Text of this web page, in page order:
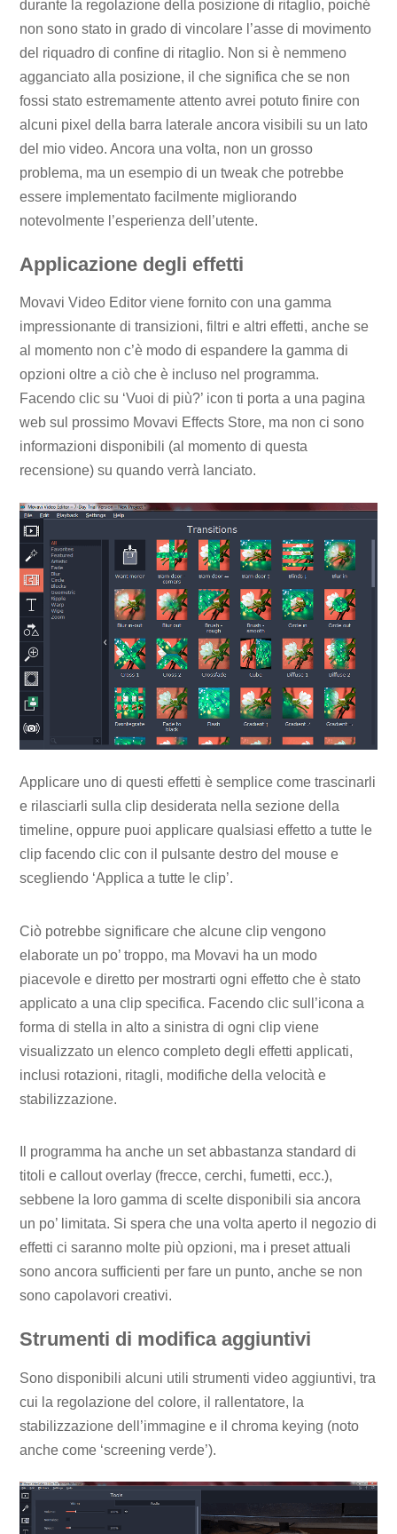
durante la regolazione della posizione di ritaglio, poiché
non sono stato in grado di vincolare l’asse di movimento
del riquadro di confine di ritaglio. Non si è nemmeno
agganciato alla posizione, il che significa che se non
fossi stato estremamente attento avrei potuto finire con
alcuni pixel della barra laterale ancora visibili su un lato
del mio video. Ancora una volta, non un grosso
problema, ma un esempio di un tweak che potrebbe
essere implementato facilmente migliorando
notevolmente l’esperienza dell’utente.
Applicazione degli effetti
Movavi Video Editor viene fornito con una gamma
impressionante di transizioni, filtri e altri effetti, anche se
al momento non c’è modo di espandere la gamma di
opzioni oltre a ciò che è incluso nel programma.
Facendo clic su ‘Vuoi di più?’ icon ti porta a una pagina
web sul prossimo Movavi Effects Store, ma non ci sono
informazioni disponibili (al momento di questa
recensione) su quando verrà lanciato.
Applicare uno di questi effetti è semplice come trascinarli
e rilasciarli sulla clip desiderata nella sezione della
timeline, oppure puoi applicare qualsiasi effetto a tutte le
clip facendo clic con il pulsante destro del mouse e
scegliendo ‘Applica a tutte le clip’.
Ciò potrebbe significare che alcune clip vengono
elaborate un po’ troppo, ma Movavi ha un modo
piacevole e diretto per mostrarti ogni effetto che è stato
applicato a una clip specifica. Facendo clic sull’icona a
forma di stella in alto a sinistra di ogni clip viene
visualizzato un elenco completo degli effetti applicati,
inclusi rotazioni, ritagli, modifiche della velocità e
stabilizzazione.
Il programma ha anche un set abbastanza standard di
titoli e callout overlay (frecce, cerchi, fumetti, ecc.),
sebbene la loro gamma di scelte disponibili sia ancora
un po’ limitata. Si spera che una volta aperto il negozio di
effetti ci saranno molte più opzioni, ma i preset attuali
sono ancora sufficienti per fare un punto, anche se non
sono capolavori creativi.
Strumenti di modifica aggiuntivi
Sono disponibili alcuni utili strumenti video aggiuntivi, tra
cui la regolazione del colore, il rallentatore, la
stabilizzazione dell’immagine e il chroma keying (noto
anche come ‘screening verde’).